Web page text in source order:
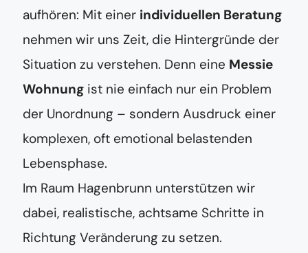
aufhören: Mit einer individuellen Beratung
nehmen wir uns Zeit, die Hintergründe der
Situation zu verstehen. Denn eine Messie
Wohnung ist nie einfach nur ein Problem
der Unordnung – sondern Ausdruck einer
komplexen, oft emotional belastenden
Lebensphase.
Im Raum Hagenbrunn unterstützen wir
dabei, realistische, achtsame Schritte in
Richtung Veränderung zu setzen.